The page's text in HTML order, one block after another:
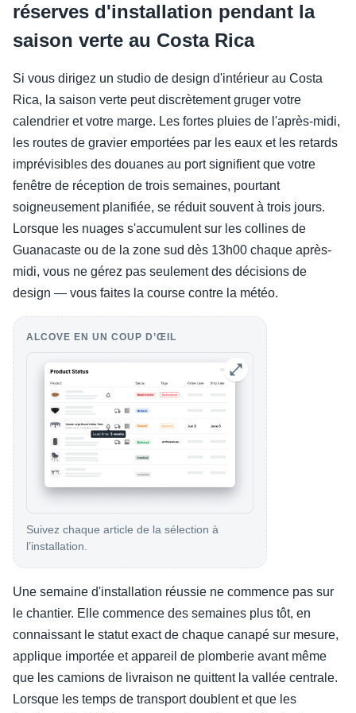
réserves d'installation pendant la
saison verte au Costa Rica
Si vous dirigez un studio de design d'intérieur au Costa
Rica, la saison verte peut discrètement gruger votre
calendrier et votre marge. Les fortes pluies de l'après-midi,
les routes de gravier emportées par les eaux et les retards
imprévisibles des douanes au port signifient que votre
fenêtre de réception de trois semaines, pourtant
soigneusement planifiée, se réduit souvent à trois jours.
Lorsque les nuages s'accumulent sur les collines de
Guanacaste ou de la zone sud dès 13h00 chaque après-
midi, vous ne gérez pas seulement des décisions de
design — vous faites la course contre la météo.
ALCOVE EN UN COUP D’ŒIL
Suivez chaque article de la sélection à
l’installation.
Une semaine d'installation réussie ne commence pas sur
le chantier. Elle commence des semaines plus tôt, en
connaissant le statut exact de chaque canapé sur mesure,
applique importée et appareil de plomberie avant même
que les camions de livraison ne quittent la vallée centrale.
Lorsque les temps de transport doublent et que les